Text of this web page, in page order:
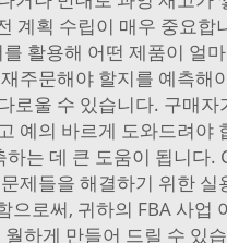
계획 수립이 매우 중요합
활용해 어떤 제품이 얼
주문해야 할지를 예측해
로울 수 있습니다. 구매자
예의 바르게 도와드려야
하는 데 큰 도움이 됩니다.
제들을 해결하기 위한 실
으로써, 귀하의 FBA 사업
월하게 만들어 드릴 수 있